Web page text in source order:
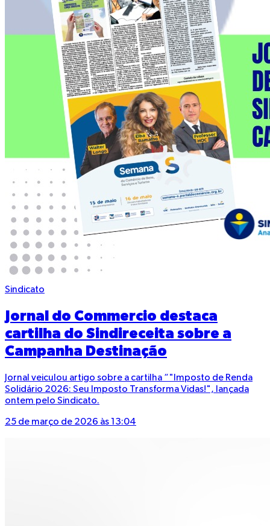
Sindicato
Jornal do Commercio destaca
cartilha do Sindireceita sobre a
Campanha Destinação
Jornal veiculou artigo sobre a cartilha “"Imposto de Renda
Solidário 2026: Seu Imposto Transforma Vidas!", lançada
ontem pelo Sindicato.
25 de março de 2026 às 13:04